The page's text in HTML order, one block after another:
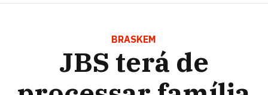
BATISTA, APÓS INICIATIVA DO BNDES
BRASKEM
JBS terá de